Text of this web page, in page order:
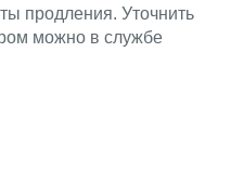
продления. Уточнить
можно в службе